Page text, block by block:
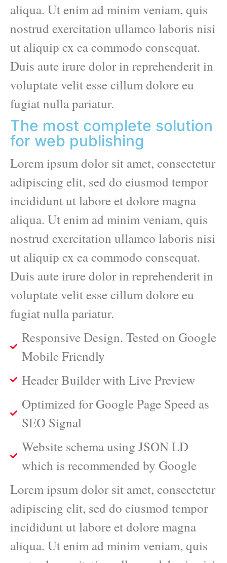
aliqua. Ut enim ad minim veniam, quis
nostrud exercitation ullamco laboris nisi
ut aliquip ex ea commodo consequat.
Duis aute irure dolor in reprehenderit in
voluptate velit esse cillum dolore eu
fugiat nulla pariatur.
The most complete solution
for web publishing
Lorem ipsum dolor sit amet, consectetur
adipiscing elit, sed do eiusmod tempor
incididunt ut labore et dolore magna
aliqua. Ut enim ad minim veniam, quis
nostrud exercitation ullamco laboris nisi
ut aliquip ex ea commodo consequat.
Duis aute irure dolor in reprehenderit in
voluptate velit esse cillum dolore eu
fugiat nulla pariatur.
Responsive Design. Tested on Google
Mobile Friendly
Header Builder with Live Preview
Optimized for Google Page Speed as
SEO Signal
Website schema using JSON LD
which is recommended by Google
Lorem ipsum dolor sit amet, consectetur
adipiscing elit, sed do eiusmod tempor
incididunt ut labore et dolore magna
aliqua. Ut enim ad minim veniam, quis